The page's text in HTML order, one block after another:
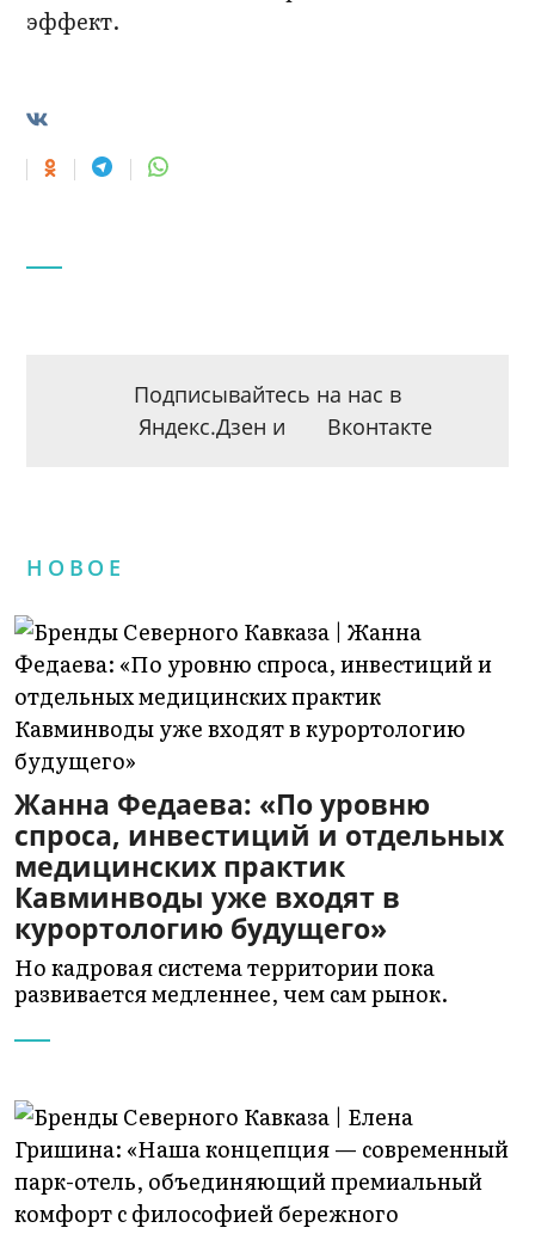
эффект.
Подписывайтесь на нас в
Яндекс.Дзен и Вконтакте
НОВОЕ
Жанна Федаева: «По уровню
спроса, инвестиций и отдельных
медицинских практик
Кавминводы уже входят в
курортологию будущего»
Но кадровая система территории пока
развивается медленнее, чем сам рынок.